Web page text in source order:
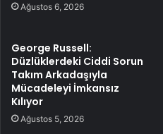
Ağustos 6, 2026
George Russell:
Düzlüklerdeki Ciddi Sorun
Takım Arkadaşıyla
Mücadeleyi İmkansız
Kılıyor
Ağustos 5, 2026